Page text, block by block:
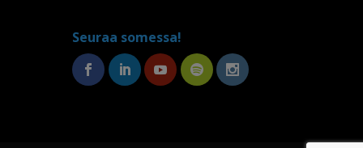
Seuraa somessa!